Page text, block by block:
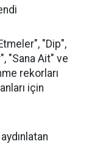
"Dip",
"Sana Ait" ve
rekorları
için